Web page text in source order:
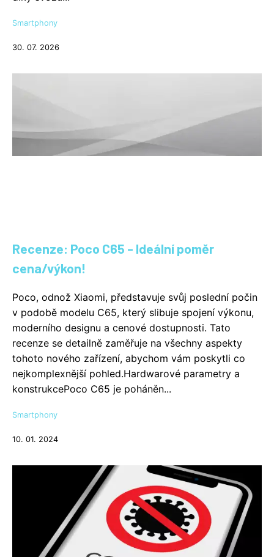
Smartphony
30. 07. 2026
Recenze: Poco C65 - Ideální poměr
cena/výkon!
Poco, odnož Xiaomi, představuje svůj poslední počin
v podobě modelu C65, který slibuje spojení výkonu,
moderního designu a cenové dostupnosti. Tato
recenze se detailně zaměřuje na všechny aspekty
tohoto nového zařízení, abychom vám poskytli co
nejkomplexnější pohled.Hardwarové parametry a
konstrukcePoco C65 je poháněn...
Smartphony
10. 01. 2024